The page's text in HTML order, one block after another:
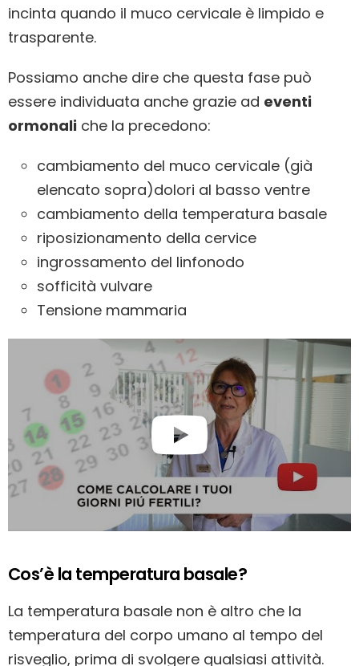
incinta quando il muco cervicale è limpido e
trasparente.
Possiamo anche dire che questa fase può
essere individuata anche grazie ad eventi
ormonali che la precedono:
cambiamento del muco cervicale (già
elencato sopra)dolori al basso ventre
cambiamento della temperatura basale
riposizionamento della cervice
ingrossamento del linfonodo
sofficità vulvare
Tensione mammaria
Cos’è la temperatura basale?
La temperatura basale non è altro che la
temperatura del corpo umano al tempo del
risveglio, prima di svolgere qualsiasi attività.